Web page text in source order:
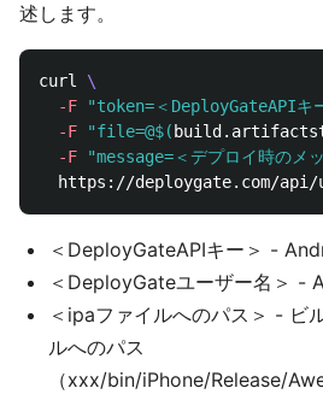
述します。
curl \
-F
"token=＜DeployGateAPIキ
-F
"file=@$(
-F
"message=＜デプロイ時のメ
＜DeployGateAPIキー＞ -
＜DeployGateユーザー名＞ -
＜ipaファイルへのパス＞ - ビ
ルへのパス
（xxx/bin/iPhone/Release/